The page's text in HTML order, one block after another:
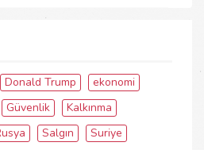
Donald Trump
ekonomi
Güvenlik
Kalkınma
Salgın
Suriye